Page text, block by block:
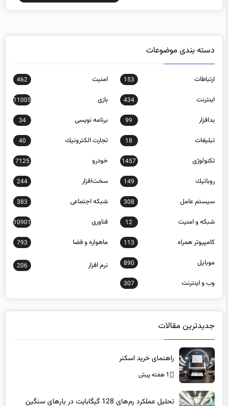
دسته بندی موضوعات
ارتباطات 153 امنيت 462
اينترنت 434 بازی 11005
بدافزار 99 برنامه نويسی 34
تبلیغات 18 تجارت الكترونيك 40
تکنولوژی 1457 خودرو 7125
روباتيك 149 سخت‌افزار 244
سيستم عامل 308 شبكه اجتماعی 383
شبكه و امنيت 12 فناوری 10901
كامپيوتر همراه 113 ماهواره و فضا 793
موبايل 890 نرم افزار 206
وب و اينترنت 307
جدیدترین مقالات
راهنمای خرید اسکنر
1 هفته پیش
تحلیل عملکرد رم‌های 128 گیگابایت در بارهای سنگین